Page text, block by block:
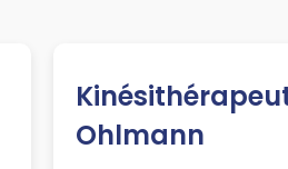
Ohlmann